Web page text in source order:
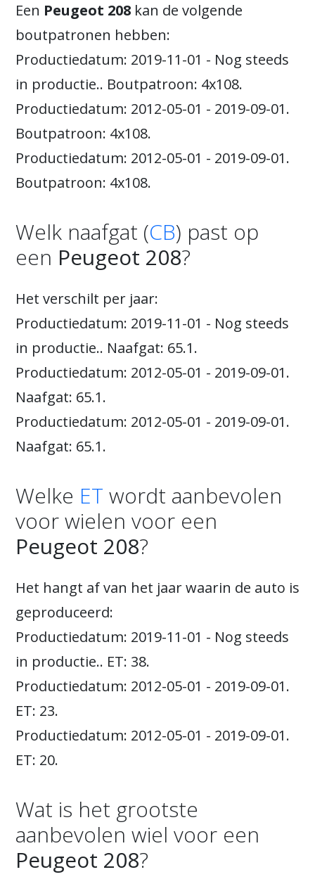
Een Peugeot 208 kan de volgende
boutpatronen hebben:
Productiedatum: 2019-11-01 - Nog steeds
in productie.. Boutpatroon: 4x108.
Productiedatum: 2012-05-01 - 2019-09-01.
Boutpatroon: 4x108.
Productiedatum: 2012-05-01 - 2019-09-01.
Boutpatroon: 4x108.
Welk naafgat (CB) past op
een Peugeot 208?
Het verschilt per jaar:
Productiedatum: 2019-11-01 - Nog steeds
in productie.. Naafgat: 65.1.
Productiedatum: 2012-05-01 - 2019-09-01.
Naafgat: 65.1.
Productiedatum: 2012-05-01 - 2019-09-01.
Naafgat: 65.1.
Welke ET wordt aanbevolen
voor wielen voor een
Peugeot 208?
Het hangt af van het jaar waarin de auto is
geproduceerd:
Productiedatum: 2019-11-01 - Nog steeds
in productie.. ET: 38.
Productiedatum: 2012-05-01 - 2019-09-01.
ET: 23.
Productiedatum: 2012-05-01 - 2019-09-01.
ET: 20.
Wat is het grootste
aanbevolen wiel voor een
Peugeot 208?